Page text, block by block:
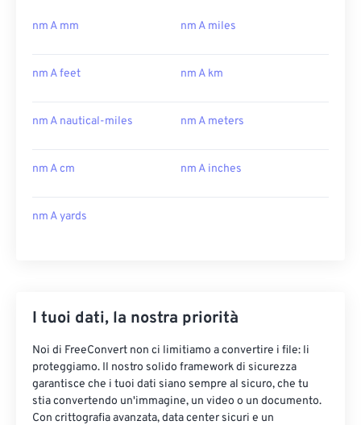
nm A mm nm A miles
nm A feet nm A km
nm A nautical-miles nm A meters
nm A cm nm A inches
nm A yards
I tuoi dati, la nostra priorità
Noi di FreeConvert non ci limitiamo a convertire i file: li
proteggiamo. Il nostro solido framework di sicurezza
garantisce che i tuoi dati siano sempre al sicuro, che tu
stia convertendo un'immagine, un video o un documento.
Con crittografia avanzata, data center sicuri e un